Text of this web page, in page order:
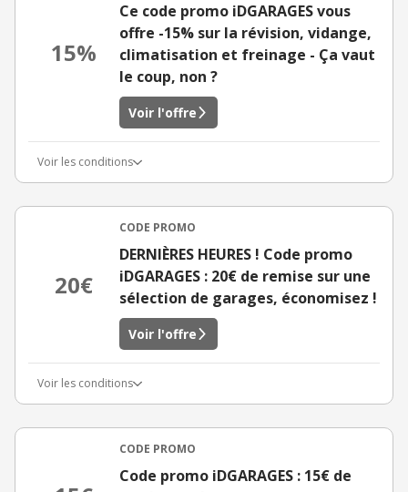
15%
Ce code promo iDGARAGES vous
offre -15% sur la révision, vidange,
climatisation et freinage - Ça vaut
le coup, non ?
Voir l'offre
Voir les conditions
20€
CODE PROMO
DERNIÈRES HEURES ! Code promo
iDGARAGES : 20€ de remise sur une
sélection de garages, économisez !
Voir l'offre
Voir les conditions
CODE PROMO
Code promo iDGARAGES : 15€ de